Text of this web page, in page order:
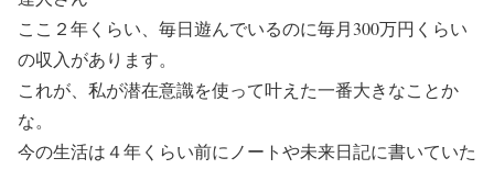
ここ２年くらい、毎日遊んでいるのに毎月300万円くらい
の収入があります。
これが、私が潜在意識を使って叶えた一番大きなことか
な。
今の生活は４年くらい前にノートや未来日記に書いていた